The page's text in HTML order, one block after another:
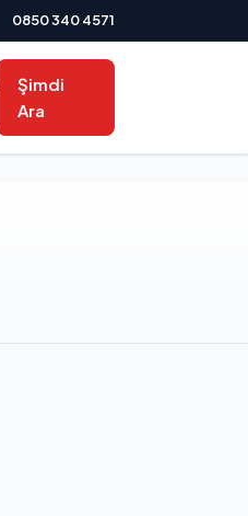
0850 340 4571
Şimdi
Ara